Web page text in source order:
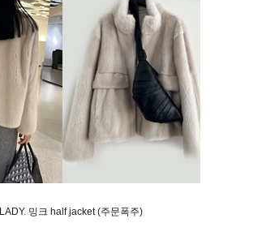
LADY. 밍크 half jacket (주문폭주)